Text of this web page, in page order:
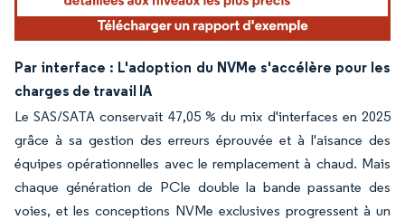
Par interface : L'adoption du NVMe s'accélère pour les
charges de travail IA
Le SAS/SATA conservait 47,05 % du mix d'interfaces en 2025
grâce à sa gestion des erreurs éprouvée et à l'aisance des
équipes opérationnelles avec le remplacement à chaud. Mais
chaque génération de PCIe double la bande passante des
voies, et les conceptions NVMe exclusives progressent à un